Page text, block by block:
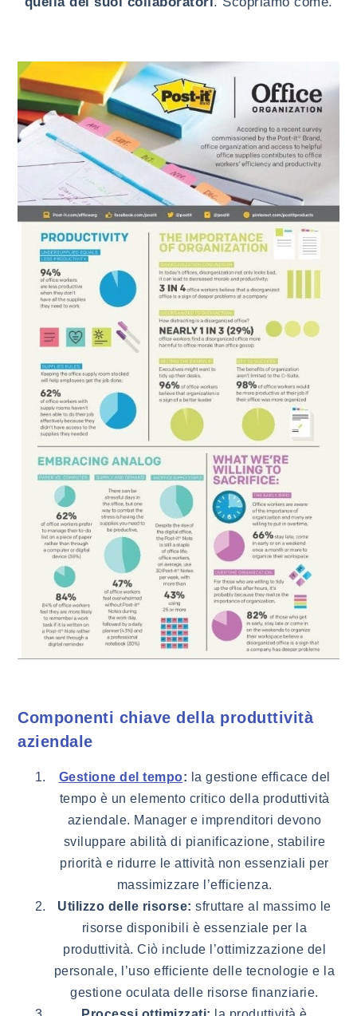
Componenti chiave della produttività
aziendale
Gestione del tempo: la gestione efficace del
tempo è un elemento critico della produttività
aziendale. Manager e imprenditori devono
sviluppare abilità di pianificazione, stabilire
priorità e ridurre le attività non essenziali per
massimizzare l’efficienza.
Utilizzo delle risorse: sfruttare al massimo le
risorse disponibili è essenziale per la
produttività. Ciò include l’ottimizzazione del
personale, l’uso efficiente delle tecnologie e la
gestione oculata delle risorse finanziarie.